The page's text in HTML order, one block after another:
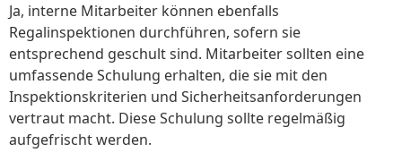
Ja, interne Mitarbeiter können ebenfalls
Regalinspektionen durchführen, sofern sie
entsprechend geschult sind. Mitarbeiter sollten eine
umfassende Schulung erhalten, die sie mit den
Inspektionskriterien und Sicherheitsanforderungen
vertraut macht. Diese Schulung sollte regelmäßig
aufgefrischt werden.